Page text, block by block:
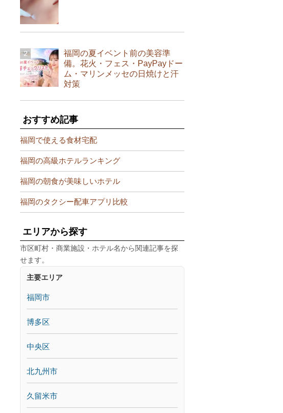
福岡の夏イベント前の美容準
備。花火・フェス・PayPayドー
ム・マリンメッセの日焼けと汗
対策
おすすめ記事
福岡で使える食材宅配
福岡の高級ホテルランキング
福岡の朝食が美味しいホテル
福岡のタクシー配車アプリ比較
エリアから探す
市区町村・商業施設・ホテル名から関連記事を探
せます。
主要エリア
福岡市
博多区
中央区
北九州市
久留米市